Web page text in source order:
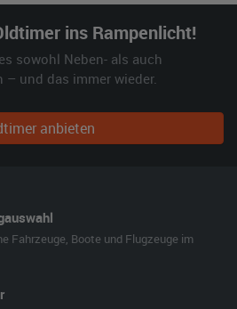
ins Rampenlicht!
sowohl Neben- als auch
und das immer wieder.
anbieten
Fahrzeuge, Boote und Flugzeuge im